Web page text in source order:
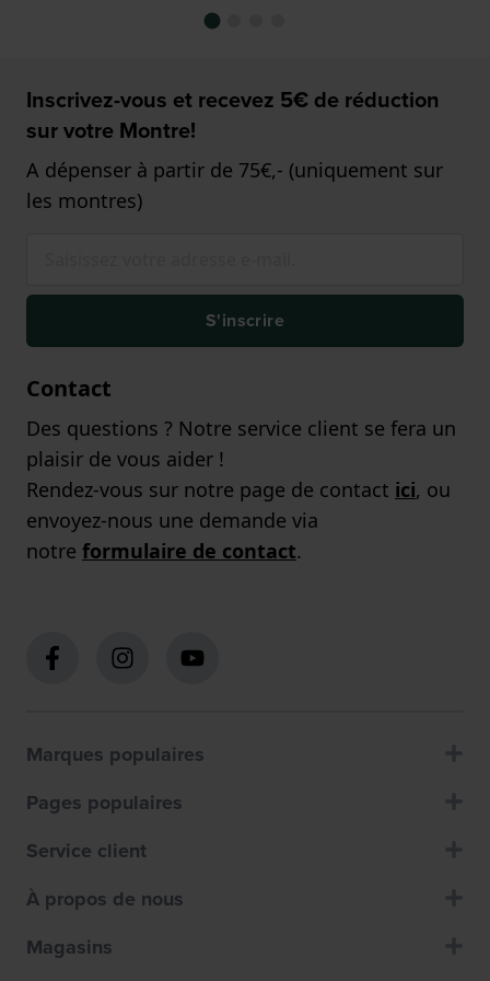
Inscrivez-vous et recevez 5€ de réduction
sur votre Montre!
A dépenser à partir de 75€,- (uniquement sur
les montres)
S'inscrire
Contact
Des questions ? Notre service client se fera un
plaisir de vous aider !
Rendez-vous sur notre page de contact ici, ou
envoyez-nous une demande via
notre formulaire de contact.
Marques populaires
Pages populaires
Service client
À propos de nous
Magasins